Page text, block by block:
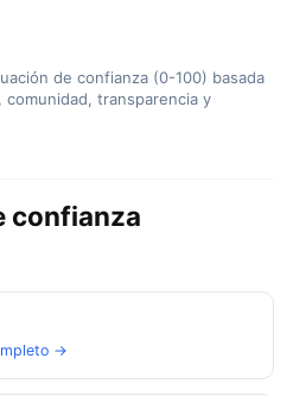
de confianza (0-100) basada
transparencia y
confianza
→